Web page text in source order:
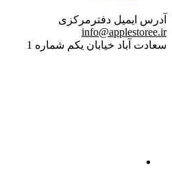
آدرس ایمیل دفترمرکزی
info@applestoree.ir
سعادت آباد خیابان یکم شماره 1